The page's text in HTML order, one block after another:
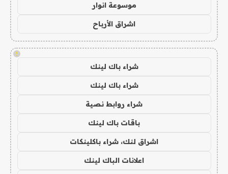
موسوعة انوار
اشراق الأرباح
!
شراء باك لينك
شراء باك لينك
شراء روابط نصية
باقات باك لينك
اشراق لنك، شراء باكلينكات
اعلانات الباك لينك